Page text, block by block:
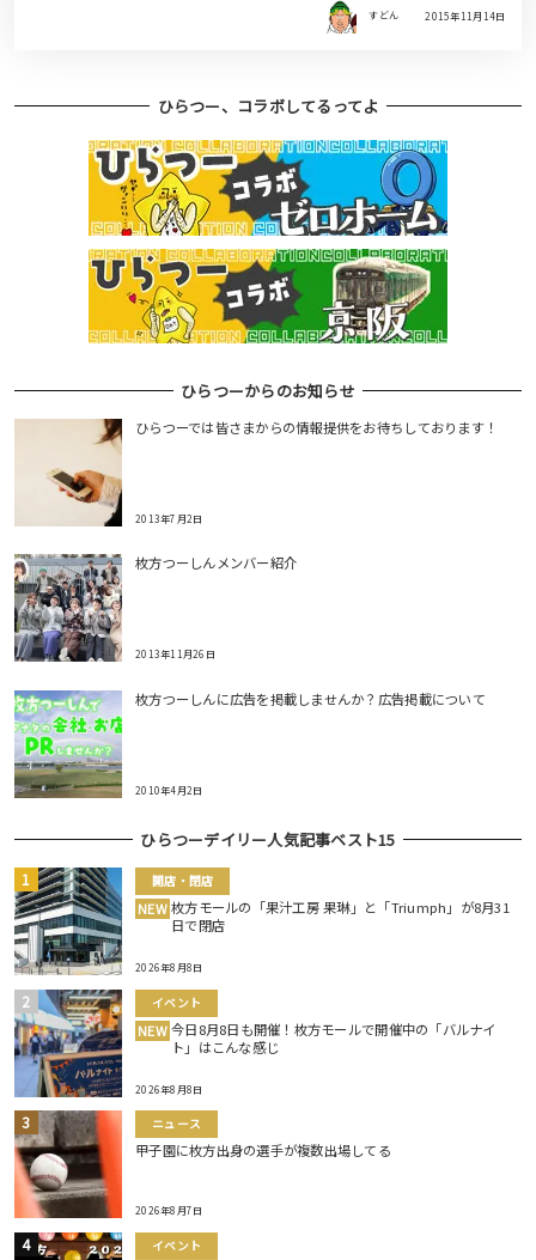
すどん 2015年11月14日
ひらつー、コラボしてるってよ
ひらつーからのお知らせ
ひらつーでは皆さまからの情報提供をお待ちしております！
2013年7月2日
枚方つーしんメンバー紹介
2013年11月26日
枚方つーしんに広告を掲載しませんか？広告掲載について
2010年4月2日
ひらつーデイリー人気記事ベスト15
開店・閉店
NEW 枚方モールの「果汁工房 果琳」と「Triumph」が8月31
日で閉店
2026年8月8日
イベント
NEW 今日8月8日も開催！枚方モールで開催中の「バルナイ
ト」はこんな感じ
2026年8月8日
ニュース
甲子園に枚方出身の選手が複数出場してる
2026年8月7日
イベント